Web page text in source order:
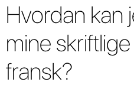
Hvordan kan
mine
fransk?